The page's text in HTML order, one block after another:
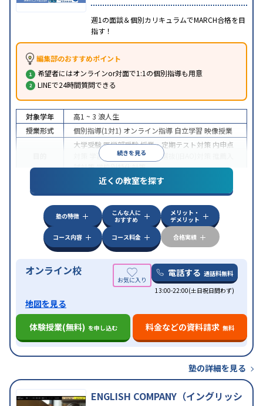
週1の面談＆個別カリキュラムでMARCH合格を目
指す！
編集部のおすすめポイント
希望者にはオンラインor対面で1:1の個別指導も用意
LINEで24時間質問できる
続きを見る
対象学年 高1 ~ 3 浪人生
授業形式
個別指導(1対1) オンライン指導 自立学習 映像授業
大学受験医学部受験授業・定期テスト対策 内申点
学習習慣の定着 総合型選抜(旧AO)対策
試対策学校別特化対策
特徴
中高一貫校生に対応授業の振替可能
学習にPC・タブレットを利用オンライン対応1
科目から受講可能
近くの教室を探す
塾の特徴
こんな人に
おすすめ
メリット・
デメリット
コース内容
コース料金 合格実績
オンライン校 電話する 通話料無料
13:00-22:00(土日祝日問わず)
地図を見る
体験授業(無料) を申し込む 料金などの資料請求 無料
塾の詳細を見る
ENGLISH COMPANY（イングリッシ